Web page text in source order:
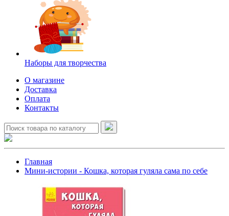
Наборы для творчества
О магазине
Доставка
Оплата
Контакты
Главная
Мини-истории - Кошка, которая гуляла сама по себе